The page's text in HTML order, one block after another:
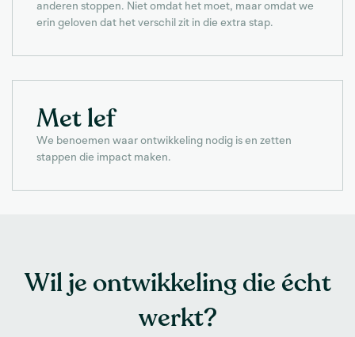
anderen stoppen. Niet omdat het moet, maar omdat we
erin geloven dat het verschil zit in die extra stap.
Met lef
We benoemen waar ontwikkeling nodig is en zetten
stappen die impact maken.
Wil je ontwikkeling die écht
werkt?